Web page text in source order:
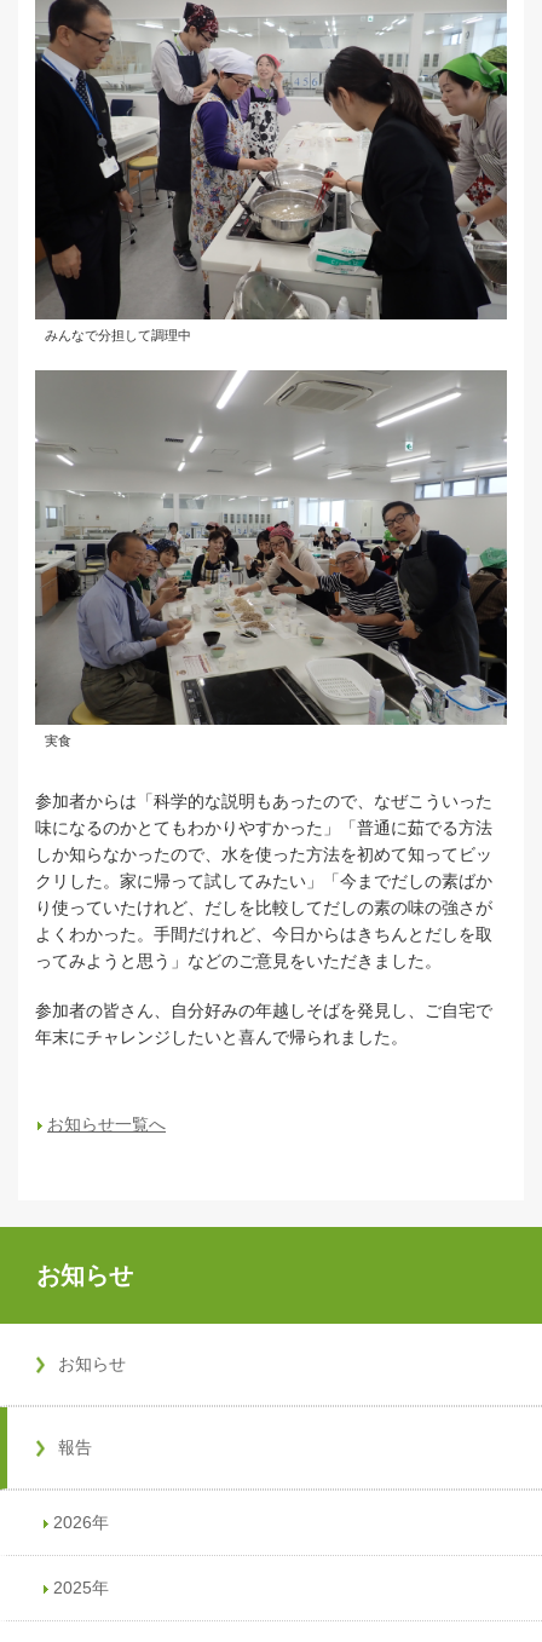
みんなで分担して調理中
実食
参加者からは「科学的な説明もあったので、なぜこういった
味になるのかとてもわかりやすかった」「普通に茹でる方法
しか知らなかったので、水を使った方法を初めて知ってビッ
クリした。家に帰って試してみたい」「今までだしの素ばか
り使っていたけれど、だしを比較してだしの素の味の強さが
よくわかった。手間だけれど、今日からはきちんとだしを取
ってみようと思う」などのご意見をいただきました。
参加者の皆さん、自分好みの年越しそばを発見し、ご自宅で
年末にチャレンジしたいと喜んで帰られました。
お知らせ一覧へ
お知らせ
お知らせ
報告
2026年
2025年